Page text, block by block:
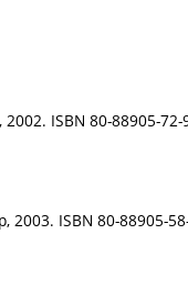
ISBN 80-88905-72-
2003. ISBN 80-88905-